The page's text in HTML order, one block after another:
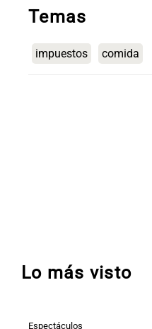
Temas
impuestos comida
Lo más visto
Espectáculos